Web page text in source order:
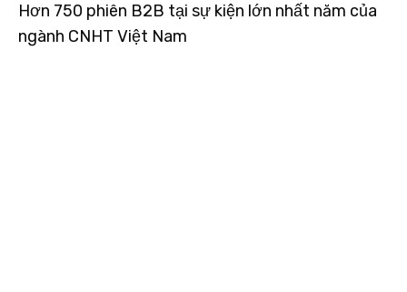
Hơn 750 phiên B2B tại sự kiện lớn nhất năm của
ngành CNHT Việt Nam